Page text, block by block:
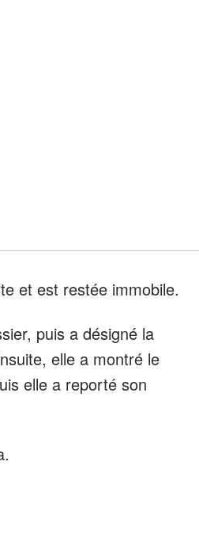
et est restée immobile.
puis a désigné la
elle a montré le
elle a reporté son